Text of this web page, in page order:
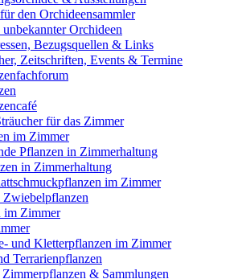
den Orchideensammler
Orchideen
Bezugsquellen & Links
Zeitschriften, Events & Termine
für das Zimmer
im Zimmer
Pflanzen in Zimmerhaltung
in Zimmerhaltung
im Zimmer
Zimmer
und Kletterpflanzen im Zimmer
Terrarienpflanzen
& Sammlungen